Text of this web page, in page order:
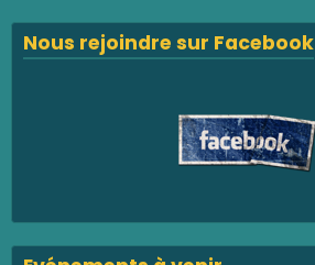
Nous rejoindre sur Facebook